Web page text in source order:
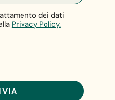
dei dati
Privacy Policy.